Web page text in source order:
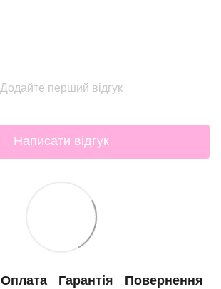
Додайте перший відгук
Написати відгук
Оплата Гарантія Повернення